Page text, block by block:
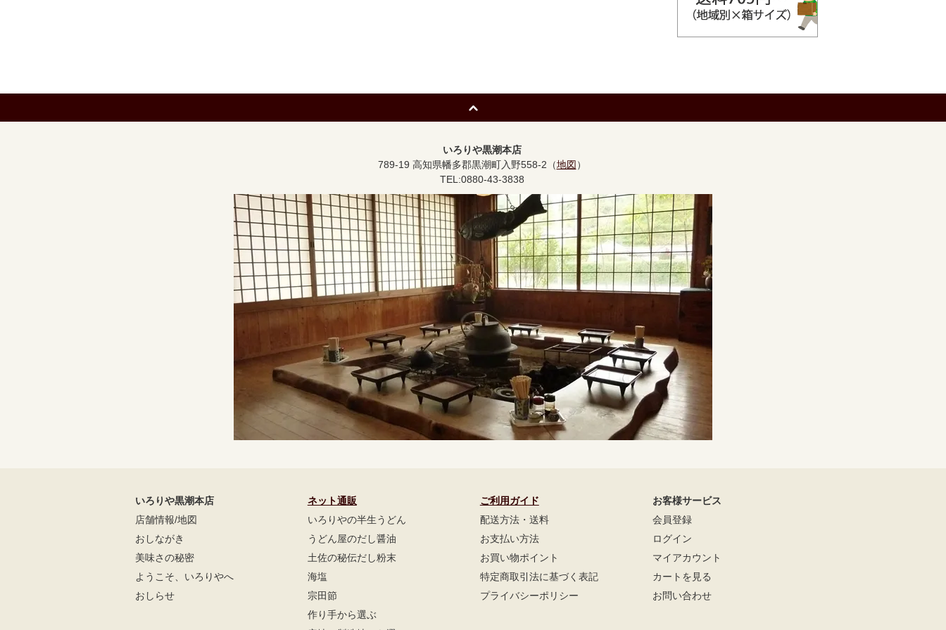
いろりや黒潮本店
789-19 高知県幡多郡黒潮町入野558-2（地図 ）
TEL:0880-43-3838
いろりや黒潮本店
店舗情報/地図
おしながき
美味さの秘密
ようこそ、いろりやへ
おしらせ
ネット通販
いろりやの半生うどん
うどん屋のだし醤油
土佐の秘伝だし粉末
海塩
宗田節
作り手から選ぶ
ご利用ガイド
配送方法・送料
お支払い方法
お買い物ポイント
特定商取引法に基づく表記
プライバシーポリシー
お客様サービス
会員登録
ログイン
マイアカウント
カートを見る
お問い合わせ